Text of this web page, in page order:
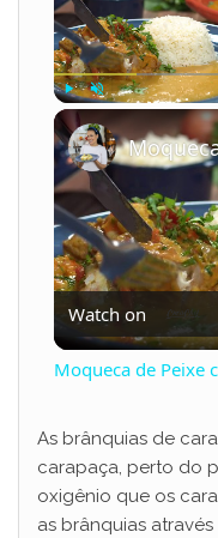
Watch on
Moqueca de Peixe
As brânquias de
carapaça, perto do
oxigênio que os
as brânquias